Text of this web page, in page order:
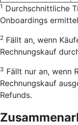
1 Durchschnittliche
Onboardings
2 Fällt an, wenn
Rechnungskauf
3 Fällt nur an, wenn
Rechnungskauf
Refunds.